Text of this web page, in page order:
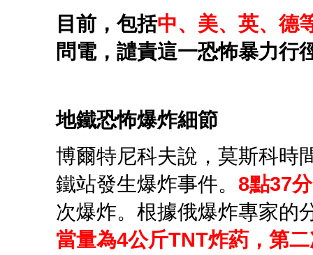
目前，包括中、美、英、德
問電，譴責這一恐怖暴力行
地鐵恐怖爆炸細節
博爾特尼科夫說，莫斯科時
鐵站發生爆炸事件。 8點37分
次爆炸。根據俄爆炸專家的
當量為4公斤TNT炸葯，第